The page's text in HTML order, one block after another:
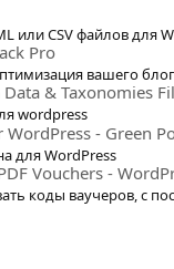
или CSV файлов для
Pro
вашего
& Taxonomies
wordpress
- Green
для WordPress
Vouchers -
коды ваучеров, с